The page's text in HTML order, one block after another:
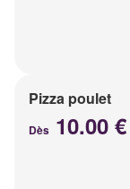
Pizza poulet
Dès 10.00 €